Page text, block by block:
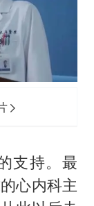
支持。最
心内科主